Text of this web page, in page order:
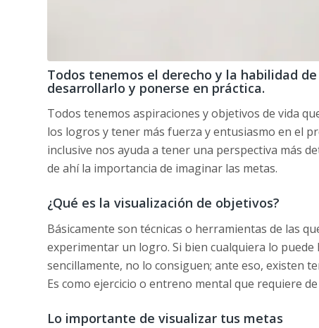
Todos tenemos el derecho y la habilidad
desarrollarlo y ponerse en práctica.
Todos tenemos aspiraciones y objetivos de vida
los logros y tener más fuerza y entusiasmo en el
inclusive nos ayuda a tener una perspectiva más
de ahí la importancia de imaginar las metas.
¿Qué es la visualización de objetivos?
Básicamente son técnicas o herramientas de las
experimentar un logro. Si bien cualquiera lo
sencillamente, no lo consiguen; ante eso, existen
Es como ejercicio o entreno mental que requiere
Lo importante de visualizar tus metas